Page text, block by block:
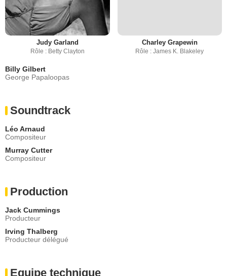
Judy Garland
Rôle : Betty Clayton
Charley Grapewin
Rôle : James K. Blakeley
Billy Gilbert
George Papaloopas
Soundtrack
Léo Arnaud
Compositeur
Murray Cutter
Compositeur
Production
Jack Cummings
Producteur
Irving Thalberg
Producteur délégué
Equipe technique